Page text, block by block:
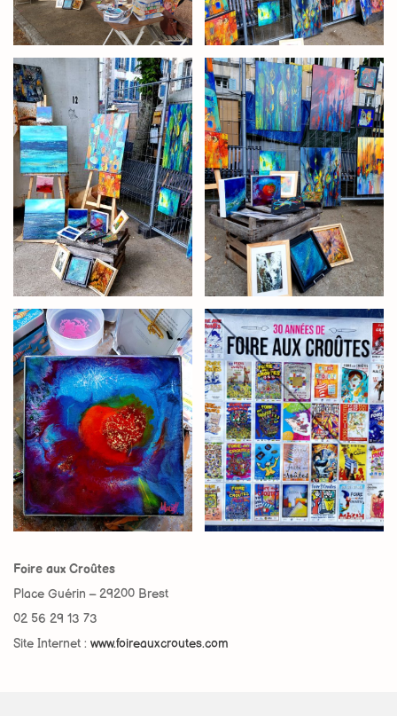
Foire aux Croûtes
Place Guérin – 29200 Brest
02 56 29 13 73
Site Internet : www.foireauxcroutes.com